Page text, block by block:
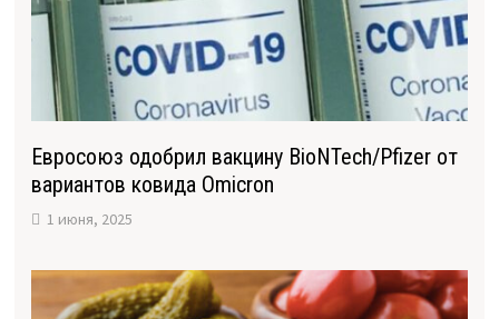
Евросоюз одобрил вакцину BioNTech/Pfizer от
вариантов ковида Omicron
1 июня, 2025